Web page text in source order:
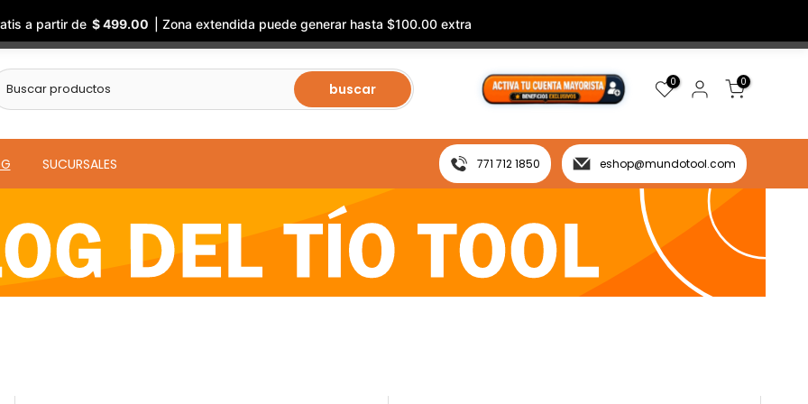
a partir de $ 499.00 | Zona extendida puede generar hasta $100.00 extra
buscar 0 0
SUCURSALES 771 712 1850 eshop@mundotool.com
El Blog del Tio Tool